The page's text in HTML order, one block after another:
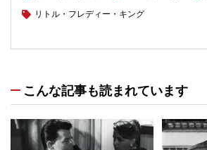
リトル・フレディー・キング
こんな記事も読まれています